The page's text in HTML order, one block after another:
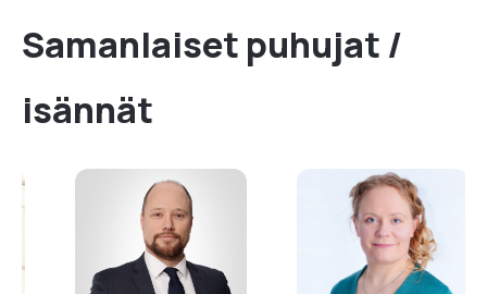
Samanlaiset puhujat /
isännät